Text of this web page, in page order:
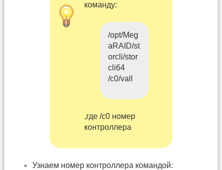
команду:
/opt/Meg
aRAID/st
orcli/stor
cli64
/c0/vall
,где /c0 номер
контроллера
Узнаем номер контроллера командой: